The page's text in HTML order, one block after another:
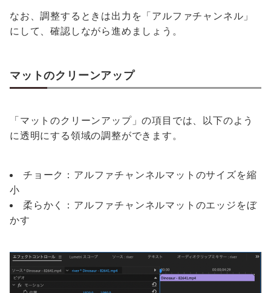
なお、調整するときは出力を「アルファチャンネル」
にして、確認しながら進めましょう。
マットのクリーンアップ
「マットのクリーンアップ」の項目では、以下のよう
に透明にする領域の調整ができます。
チョーク：アルファチャンネルマットのサイズを縮
小
柔らかく：アルファチャンネルマットのエッジをぼ
かす